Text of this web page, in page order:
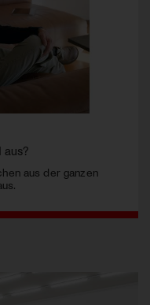
aus?
aus der ganzen